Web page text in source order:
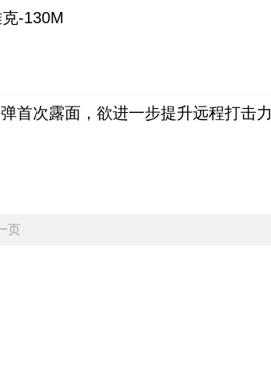
-130M
首次露面，欲进一步提升远程打击力
页